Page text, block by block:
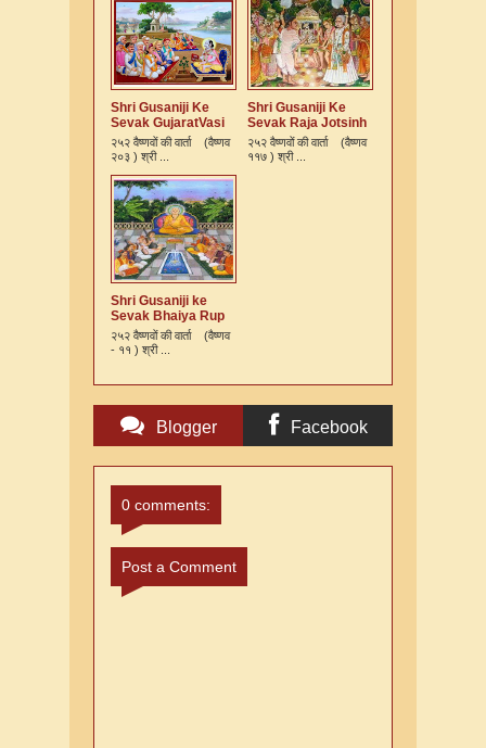
Shri Gusaniji Ke
Sevak GujaratVasi
ek Kshatriy
Vaishnav Ki Varta
२५२ वैष्णवों की वार्ता (वैष्णव
२०३ ) श्री ...
Shri Gusaniji Ke
Sevak Raja Jotsinh
Ki Varta
२५२ वैष्णवों की वार्ता (वैष्णव
११७ ) श्री ...
Shri Gusaniji ke
Sevak Bhaiya Rup
Murari Kshatriya Ki
Varta
२५२ वैष्णवों की वार्ता (वैष्णव
- ११ ) श्री ...
Blogger
Comments
Facebook
Comments
0 comments:
Post a Comment